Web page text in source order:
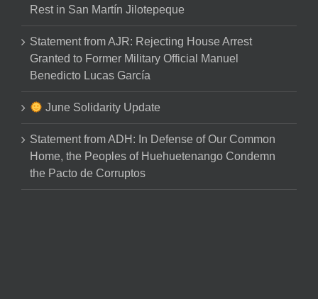
Rest in San Martín Jilotepeque
Statement from AJR: Rejecting House Arrest
Granted to Former Military Official Manuel
Benedicto Lucas García
June Solidarity Update
Statement from ADH: In Defense of Our Common
Home, the Peoples of Huehuetenango Condemn
the Pacto de Corruptos